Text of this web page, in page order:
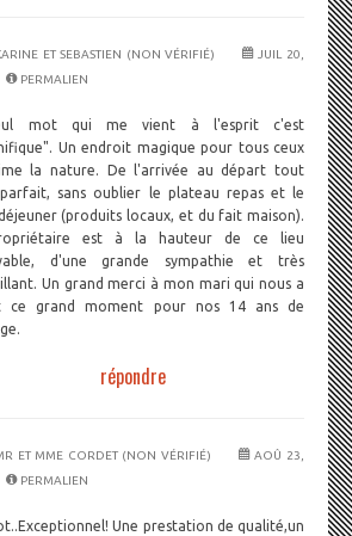
ET SEBASTIEN (NON VÉRIFIÉ)
JUIL 20,
PERMALIEN
mot qui me vient à l'esprit c'est
Un endroit magique pour tous ceux
la nature. De l'arrivée au départ tout
sans oublier le plateau repas et le
(produits locaux, et du fait maison).
est à la hauteur de ce lieu
d'une grande sympathie et très
Un grand merci à mon mari qui nous a
ce grand moment pour nos 14 ans de
répondre
ET MME CORDET (NON VÉRIFIÉ)
AOÛ 23,
PERMALIEN
Une prestation de qualité,un